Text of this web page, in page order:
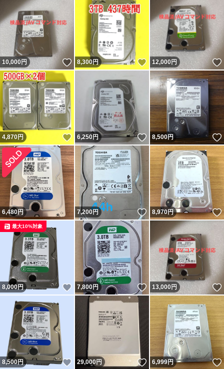
10,000円 いいね！
8,300円 いいね！
12,000円
4,870円 いいね！
6,250円 いいね！
8,500円
6,480円 7,200円 いいね！
8,970円
8,000円 いいね！
最大10%対象
7,800円 いいね！
13,000円
8,500円 いいね！
29,000円 いいね！
6,999円